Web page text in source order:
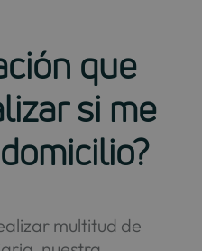
que
si me
multitud de